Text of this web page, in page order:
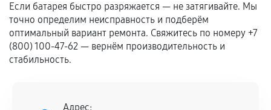
Гарантия на выполненные работы может
сохраняться полностью или частично, если
соблюдены следующие условия:
Предоставленные детали подходят по
Если батарея быстро разряжается — не затягивайте. Мы
точно определим неисправность и подберём
оптимальный вариант ремонта. Свяжитесь по номеру +7
(800) 100-47-62 — вернём производительность и
стабильность.
Адрес: